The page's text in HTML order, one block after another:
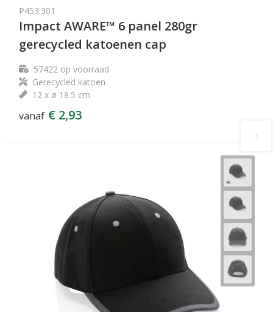
P453.301
Impact AWARE™ 6 panel 280gr
gerecycled katoenen cap
57422op voorraad
Gerecycled katoen
12 x ø 18.5 cm
vanaf € 2,93